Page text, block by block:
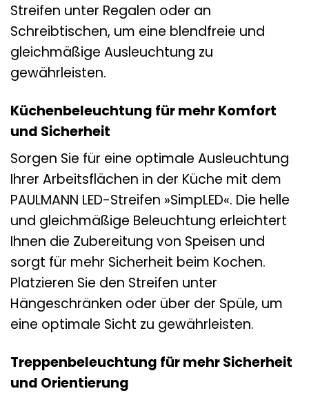
Streifen unter Regalen oder an
Schreibtischen, um eine blendfreie und
gleichmäßige Ausleuchtung zu
gewährleisten.
Küchenbeleuchtung für mehr Komfort
und Sicherheit
Sorgen Sie für eine optimale Ausleuchtung
Ihrer Arbeitsflächen in der Küche mit dem
PAULMANN LED-Streifen »SimpLED«. Die helle
und gleichmäßige Beleuchtung erleichtert
Ihnen die Zubereitung von Speisen und
sorgt für mehr Sicherheit beim Kochen.
Platzieren Sie den Streifen unter
Hängeschränken oder über der Spüle, um
eine optimale Sicht zu gewährleisten.
Treppenbeleuchtung für mehr Sicherheit
und Orientierung